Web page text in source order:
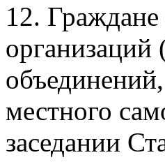
12. Граждане
местного
заседании